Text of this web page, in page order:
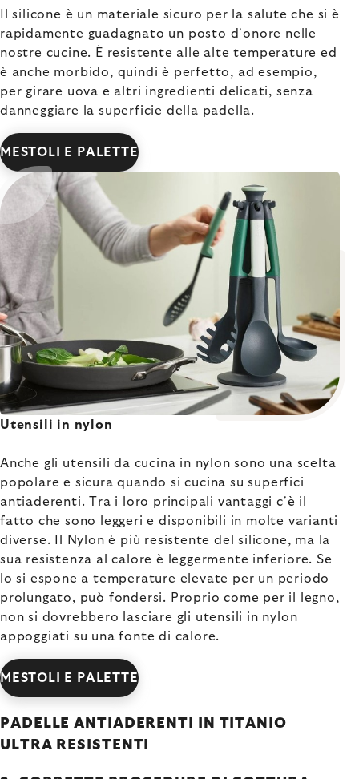
Il silicone è un materiale sicuro per la salute che si è
rapidamente guadagnato un posto d'onore nelle
nostre cucine. È resistente alle alte temperature ed
è anche morbido, quindi è perfetto, ad esempio,
per girare uova e altri ingredienti delicati, senza
danneggiare la superficie della padella.
MESTOLI E PALETTE
Utensili in nylon
Anche gli utensili da cucina in nylon sono una scelta
popolare e sicura quando si cucina su superfici
antiaderenti. Tra i loro principali vantaggi c'è il
fatto che sono leggeri e disponibili in molte varianti
diverse. Il Nylon è più resistente del silicone, ma la
sua resistenza al calore è leggermente inferiore. Se
lo si espone a temperature elevate per un periodo
prolungato, può fondersi. Proprio come per il legno,
non si dovrebbero lasciare gli utensili in nylon
appoggiati su una fonte di calore.
MESTOLI E PALETTE
PADELLE ANTIADERENTI IN TITANIO
ULTRA RESISTENTI